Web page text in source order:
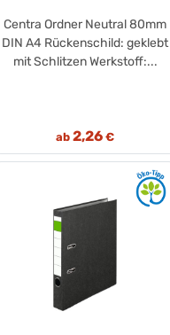
Centra Ordner Neutral 80mm
DIN A4 Rückenschild: geklebt
mit Schlitzen Werkstoff:...
ab2,26 €